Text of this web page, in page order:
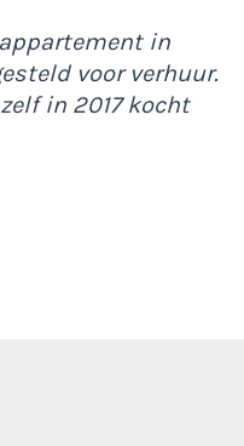
in
voor verhuur.
in 2017 kocht